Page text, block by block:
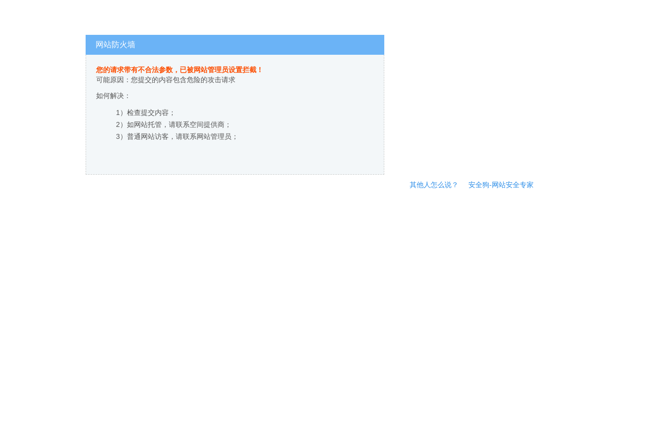
网站防火墙
您的请求带有不合法参数，已被网站管理员设置拦截！
可能原因：您提交的内容包含危险的攻击请求
如何解决：
1）检查提交内容；
2）如网站托管，请联系空间提供商；
3）普通网站访客，请联系网站管理员；
其他人怎么说？ 安全狗-网站安全专家